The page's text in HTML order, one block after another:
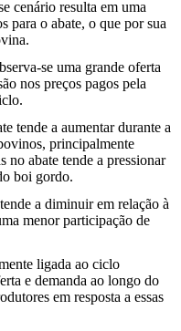
cenário resulta em uma
para o abate, o que por sua
se uma grande oferta
nos preços pagos pela
tende a aumentar durante a
principalmente
no abate tende a pressionar
boi gordo.
a diminuir em relação à
menor participação de
ligada ao ciclo
e demanda ao longo do
em resposta a essas